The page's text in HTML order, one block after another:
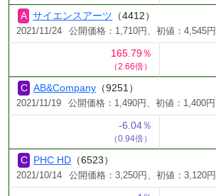
サイエンスアーツ （4412）
2021/11/24 公開価格：1,710円、初値：4,545円
165.79％
（2.66倍）
AB&Company （9251）
2021/11/19 公開価格：1,490円、初値：1,400円
-6.04％
（0.94倍）
PHC HD （6523）
2021/10/14 公開価格：3,250円、初値：3,120円